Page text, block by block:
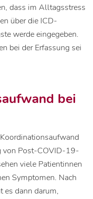
dass im Alltagsstress
über die ICD-
werde eingegeben.
bei der Erfassung sei
bei
von Post-COVID-19-
viele Patientinnen
Symptomen. Nach
es dann darum,